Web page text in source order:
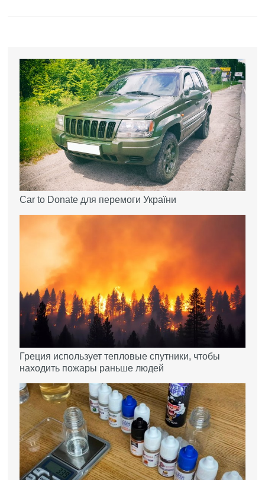
Car to Donate для перемоги України
Греция использует тепловые спутники, чтобы
находить пожары раньше людей